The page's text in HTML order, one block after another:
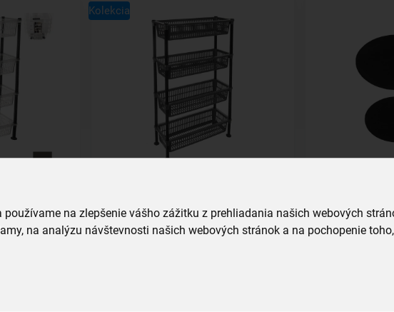
na zlepšenie vášho zážitku z prehliadania našich webových
na analýzu návštevnosti našich webových stránok a na pochopenie
Kolekcia
skladom
18,99 €
skladom
2,49 €